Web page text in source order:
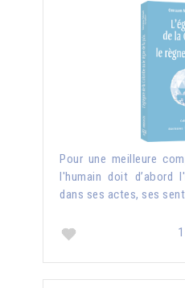
Pour une meilleure
l'humain doit d’abord
dans ses actes, ses